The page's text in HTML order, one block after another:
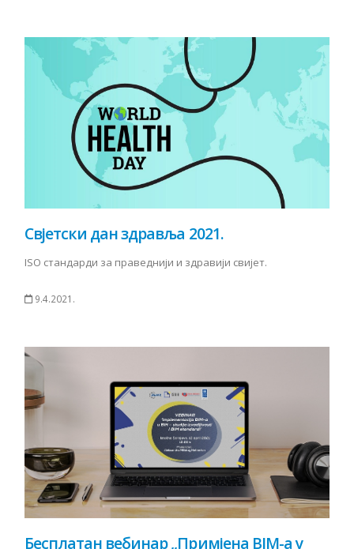
Свјетски дан здравља 2021.
ISO стандарди за праведнији и здравији свијет.
9.4.2021.
Бесплатан вебинар „Примјена BIM-a у